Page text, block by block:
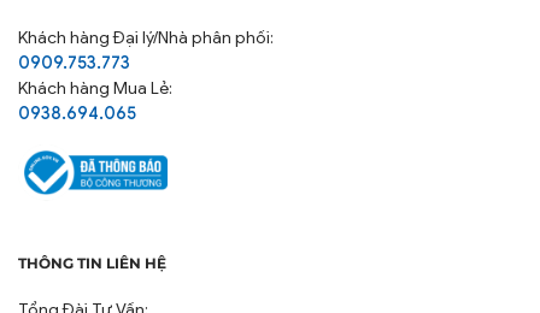
sản xuất các sản phẩm Chăn Ga Gối Nệm.
Khách hàngĐại lý/Nhà phân phối:
0909.753.773
Khách hàng Mua Lẻ:
0938.694.065
THÔNG TIN LIÊN HỆ